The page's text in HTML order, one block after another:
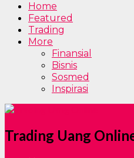
Home
Featured
Trading
More
Finansial
Bisnis
Sosmed
Inspirasi
Trading Uang